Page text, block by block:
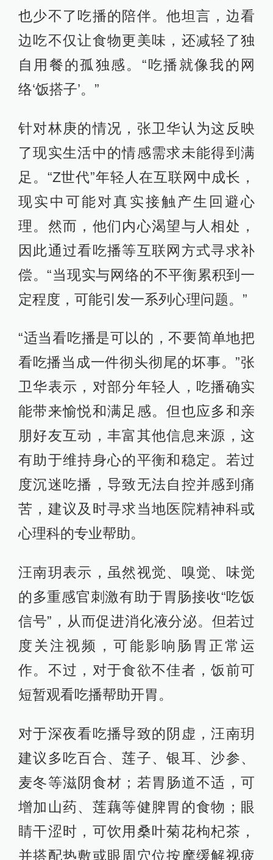
也少不了吃播的陪伴。他坦言，边看
边吃不仅让食物更美味，还减轻了独
自用餐的孤独感。“吃播就像我的网
络‘饭搭子’。”
针对林庚的情况，张卫华认为这反映
了现实生活中的情感需求未能得到满
足。“Z世代”年轻人在互联网中成长，
现实中可能对真实接触产生回避心
理。然而，他们内心渴望与人相处，
因此通过看吃播等互联网方式寻求补
偿。“当现实与网络的不平衡累积到一
定程度，可能引发一系列心理问题。”
“适当看吃播是可以的，不要简单地把
看吃播当成一件彻头彻尾的坏事。”张
卫华表示，对部分年轻人，吃播确实
能带来愉悦和满足感。但也应多和亲
朋好友互动，丰富其他信息来源，这
有助于维持身心的平衡和稳定。若过
度沉迷吃播，导致无法自控并感到痛
苦，建议及时寻求当地医院精神科或
心理科的专业帮助。
汪南玥表示，虽然视觉、嗅觉、味觉
的多重感官刺激有助于胃肠接收“吃饭
信号”，从而促进消化液分泌。但若过
度关注视频，可能影响肠胃正常运
作。不过，对于食欲不佳者，饭前可
短暂观看吃播帮助开胃。
对于深夜看吃播导致的阴虚，汪南玥
建议多吃百合、莲子、银耳、沙参、
麦冬等滋阴食材；若胃肠道不适，可
增加山药、莲藕等健脾胃的食物；眼
睛干涩时，可饮用桑叶菊花枸杞茶，
并搭配热敷或眼周穴位按摩缓解视疲